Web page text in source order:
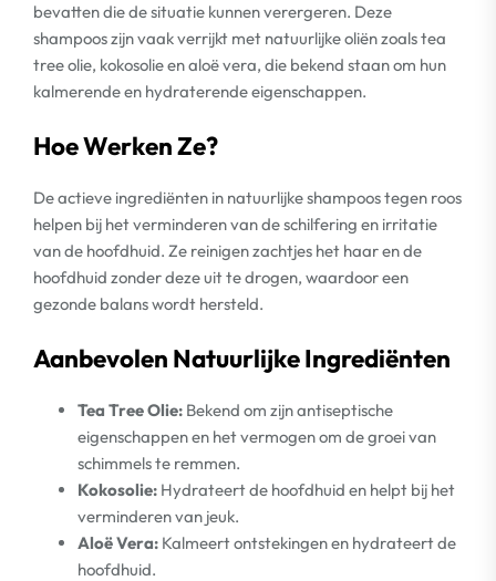
bevatten die de situatie kunnen verergeren. Deze
shampoos zijn vaak verrijkt met natuurlijke oliën zoals tea
tree olie, kokosolie en aloë vera, die bekend staan om hun
kalmerende en hydraterende eigenschappen.
Hoe Werken Ze?
De actieve ingrediënten in natuurlijke shampoos tegen roos
helpen bij het verminderen van de schilfering en irritatie
van de hoofdhuid. Ze reinigen zachtjes het haar en de
hoofdhuid zonder deze uit te drogen, waardoor een
gezonde balans wordt hersteld.
Aanbevolen Natuurlijke Ingrediënten
Tea Tree Olie: Bekend om zijn antiseptische
eigenschappen en het vermogen om de groei van
schimmels te remmen.
Kokosolie: Hydrateert de hoofdhuid en helpt bij het
verminderen van jeuk.
Aloë Vera: Kalmeert ontstekingen en hydrateert de
hoofdhuid.